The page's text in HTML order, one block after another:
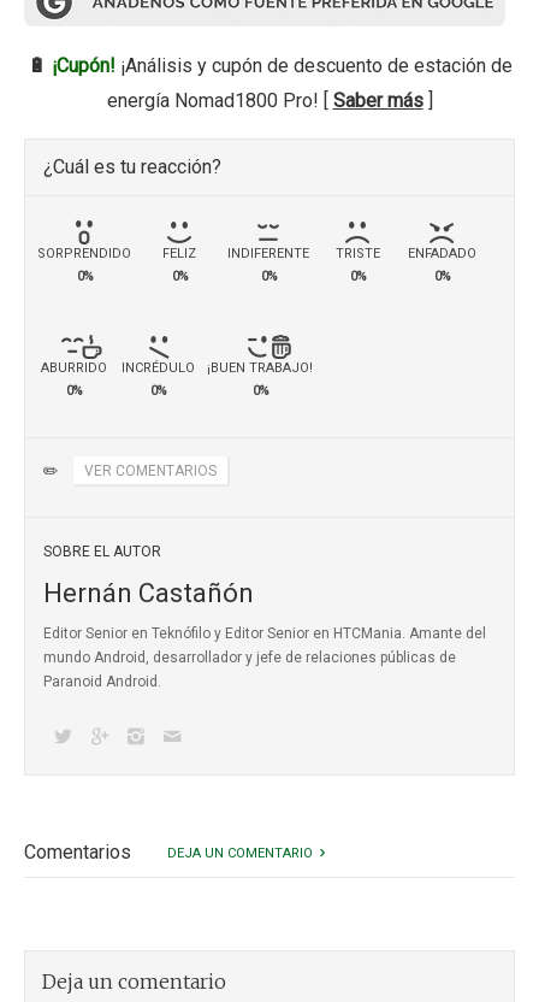
🔋 ¡Cupón! ¡Análisis y cupón de descuento de estación de
energía Nomad1800 Pro! [ Saber más]
¿Cuál es tu reacción?
SORPRENDIDO
0%
FELIZ
0%
INDIFERENTE
0%
TRISTE
0%
ENFADADO
0%
ABURRIDO
0%
INCRÉDULO
0%
¡BUEN TRABAJO!
0%
✏️ VER COMENTARIOS
SOBRE EL AUTOR
Hernán Castañón
Editor Senior en Teknófilo y Editor Senior en HTCMania. Amante del
mundo Android, desarrollador y jefe de relaciones públicas de
Paranoid Android.
Comentarios DEJA UN COMENTARIO
Deja un comentario